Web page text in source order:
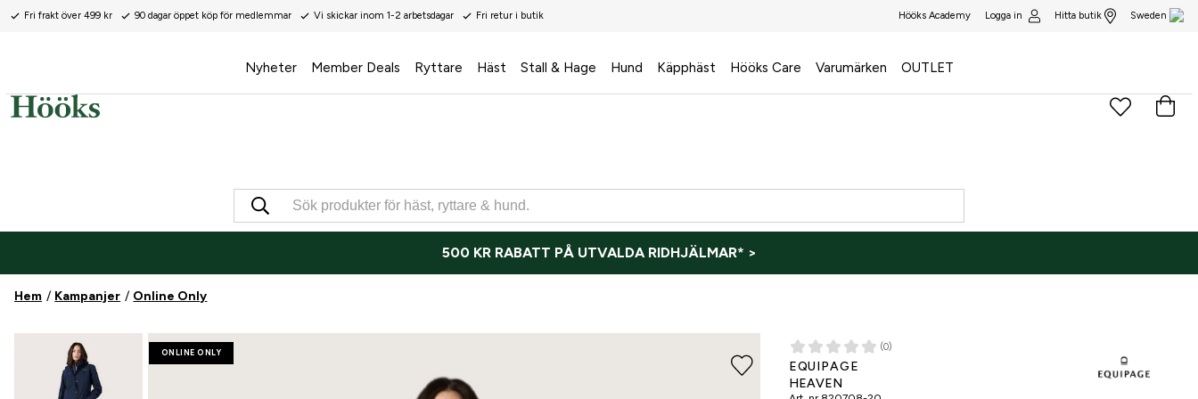
Fri frakt över 499 kr 90 dagar öppet köp för medlemmar Vi skickar inom 1-2 arbetsdagar Fri retur i butik Hööks Academy Logga in Hitta butik Sweden
Nyheter Member Deals Ryttare Häst Stall & Hage Hund Käpphäst Hööks Care Varumärken OUTLET
500 KR RABATT PÅ UTVALDA RIDHJÄLMAR* >
Hem Kampanjer Online Only
ONLINE ONLY ONLINE ONLY (0)
EQUIPAGE
HEAVEN